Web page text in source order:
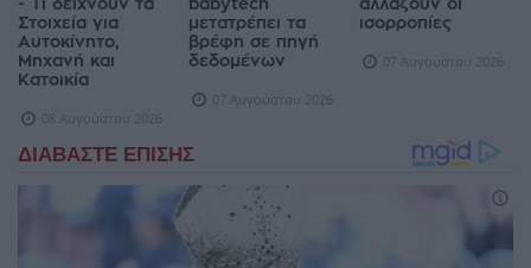
- Τι δείχνουν τα
Στοιχεία για
Αυτοκίνητο,
Μηχανή και
Κατοικία
08 Αυγούστου 2026
babytech
μετατρέπει τα
βρέφη σε πηγή
δεδομένων
07 Αυγούστου 2026
αλλάζουν οι
ισορροπίες
07 Αυγούστου 2026